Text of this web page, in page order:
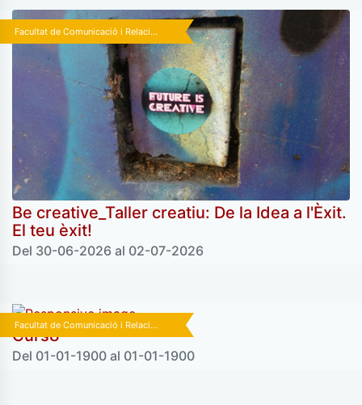
Facultat de Comunicació i Relaci...
Be creative_Taller creatiu: De la Idea a l'Èxit.
El teu èxit!
Del 30-06-2026 al 02-07-2026
Facultat de Comunicació i Relaci...
Curs8
Del 01-01-1900 al 01-01-1900